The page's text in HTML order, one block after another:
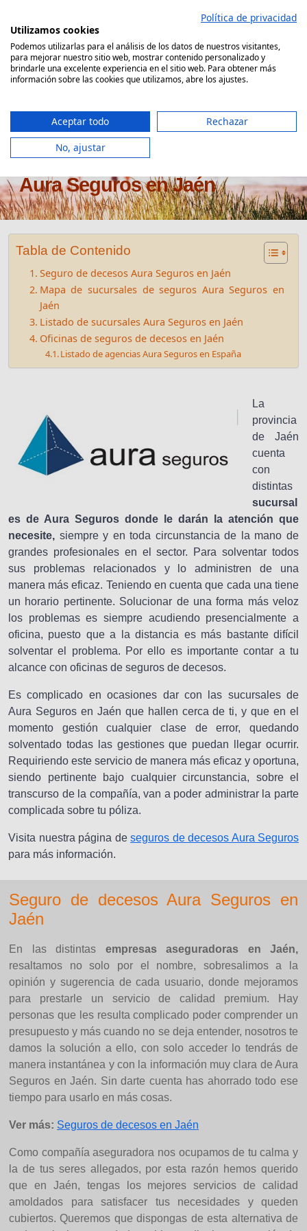
contenido
Comparador Seguro Decesos
Oficinas seguros de decesos
Aura Seguros en Jaén
Tabla de Contenido
Seguro de decesos Aura Seguros en Jaén
Mapa de sucursales de seguros Aura Seguros en
Jaén
Listado de sucursales Aura Seguros en Jaén
Oficinas de seguros de decesos en Jaén
Listado de agencias Aura Seguros en España
La
provincia
de Jaén
cuenta
con
distintas
sucursal
es de Aura Seguros donde le darán la atención que
necesite, siempre y en toda circunstancia de la mano de
grandes profesionales en el sector. Para solventar todos
sus problemas relacionados y lo administren de una
manera más eficaz. Teniendo en cuenta que cada una tiene
un horario pertinente. Solucionar de una forma más veloz
los problemas es siempre acudiendo presencialmente a
oficina, puesto que a la distancia es más bastante difícil
solventar el problema. Por ello es importante contar a tu
alcance con oficinas de seguros de decesos.
Es complicado en ocasiones dar con las sucursales de
Aura Seguros en Jaén que hallen cerca de ti, y que en el
momento gestión cualquier clase de error, quedando
solventado todas las gestiones que puedan llegar ocurrir.
Requiriendo este servicio de manera más eficaz y oportuna,
siendo pertinente bajo cualquier circunstancia, sobre el
transcurso de la compañía, van a poder administrar la parte
complicada sobre tu póliza.
Visita nuestra página de seguros de decesos Aura Seguros
para más información.
Seguro de decesos Aura Seguros en
Jaén
En las distintas empresas aseguradoras en Jaén,
resaltamos no solo por el nombre, sobresalimos a la
opinión y sugerencia de cada usuario, donde mejoramos
para prestarle un servicio de calidad premium. Hay
personas que les resulta complicado poder comprender un
presupuesto y más cuando no se deja entender, nosotros te
damos la solución a ello, con solo acceder lo tendrás de
manera instantánea y con la información muy clara de Aura
Seguros en Jaén. Sin darte cuenta has ahorrado todo ese
tiempo para usarlo en más cosas.
Ver más: Seguros de decesos en Jaén
Como compañía aseguradora nos ocupamos de tu calma y
la de tus seres allegados, por esta razón hemos querido
que en Jaén, tengas los mejores servicios de calidad
amoldados para satisfacer tus necesidades y queden
cubiertos. Queremos que dispongas de esta alternativa de
Política de privacidad
Utilizamos cookies
Podemos utilizarlas para el análisis de los datos de nuestros visitantes,
para mejorar nuestro sitio web, mostrar contenido personalizado y
brindarle una excelente experiencia en el sitio web. Para obtener más
información sobre las cookies que utilizamos, abre los ajustes.
Aceptar todo
Rechazar
No, ajustar